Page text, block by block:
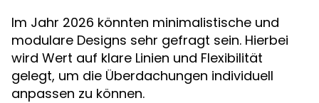
Im Jahr 2026 könnten minimalistische und
modulare Designs sehr gefragt sein. Hierbei
wird Wert auf klare Linien und Flexibilität
gelegt, um die Überdachungen individuell
anpassen zu können.